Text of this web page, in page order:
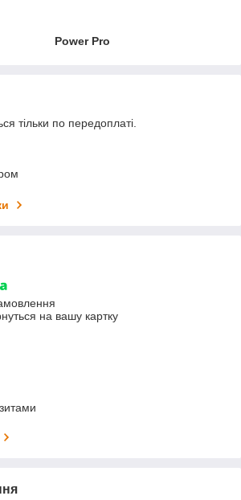
Power Pro
тільки по передоплаті.
на вашу картку